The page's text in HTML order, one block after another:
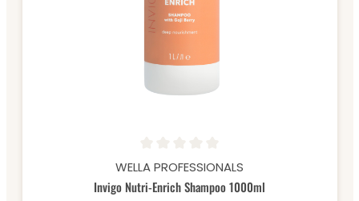
Durchschnittliche Bewertung von 0 von 5 Sternen
WELLA PROFESSIONALS
Invigo Nutri-Enrich Shampoo 1000ml